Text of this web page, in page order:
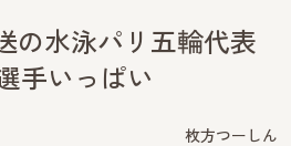
の水泳パリ五輪代表
手いっぱい
枚方つーしん